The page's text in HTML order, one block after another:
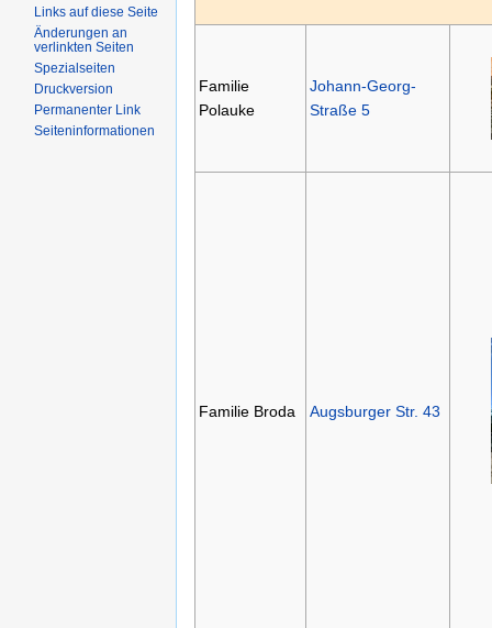
Familie
Polauke
Johann-Georg-
Straße 5
Familie Broda Augsburger Str. 43
Links auf diese Seite
Änderungen an
verlinkten Seiten
Spezialseiten
Druckversion
Permanenter Link
Seiteninformationen